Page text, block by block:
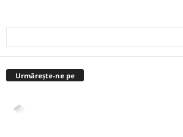
Urmărește-ne pe
4,400